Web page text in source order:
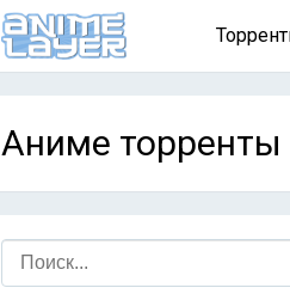
Аниме торренты